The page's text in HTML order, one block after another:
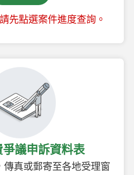
先點選案件進度查詢。
議申訴資料表
傳真或郵寄至各地受理窗